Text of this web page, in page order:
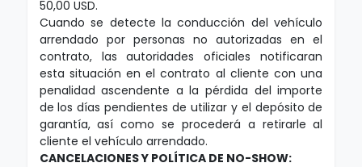
50,00 USD.
Cuando se detecte la conducción del vehículo
arrendado por personas no autorizadas en el
contrato, las autoridades oficiales notificaran
esta situación en el contrato al cliente con una
penalidad ascendente a la pérdida del importe
de los días pendientes de utilizar y el depósito de
garantía, así como se procederá a retirarle al
cliente el vehículo arrendado.
CANCELACIONES Y POLÍTICA DE NO-SHOW: